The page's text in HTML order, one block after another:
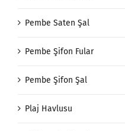
Pembe Saten Şal
Pembe Şifon Fular
Pembe Şifon Şal
Plaj Havlusu